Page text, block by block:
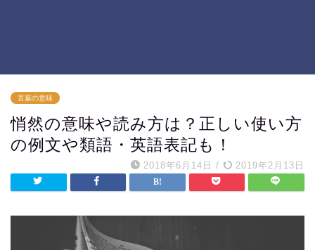
言葉の意味
悄然の意味や読み方は？正しい使い方
の例文や類語・英語表記も！
2018年6月14日 / 2019年2月13日